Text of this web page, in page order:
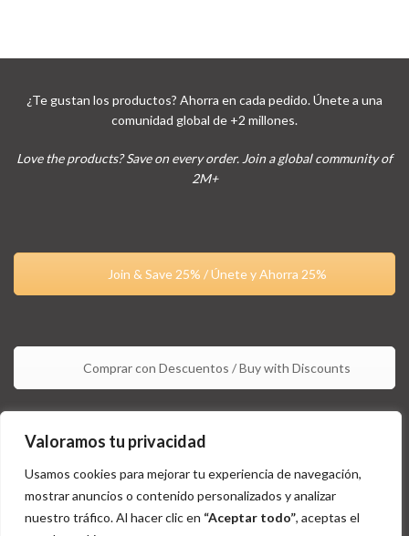
Valoramos tu privacidad
Usamos cookies para mejorar tu experiencia de navegación,
mostrar anuncios o contenido personalizados y analizar
nuestro tráfico. Al hacer clic en “Aceptar todo”, aceptas el
¿Te gustan los productos? Ahorra en cada pedido. Únete a una
comunidad global de +2 millones.
Love the products? Save on every order. Join a global community of
2M+
Join & Save 25% / Únete y Ahorra 25%
Comprar con Descuentos / Buy with Discounts
Estos productos no están aprobados por la FDA y no tienen la